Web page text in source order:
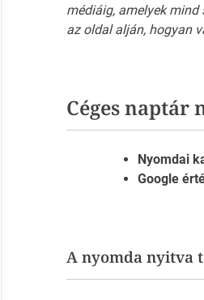
médiáig, amelyek
az oldal alján, hogyan
Céges naptár
Nyomdai
Google
A nyomda nyitva